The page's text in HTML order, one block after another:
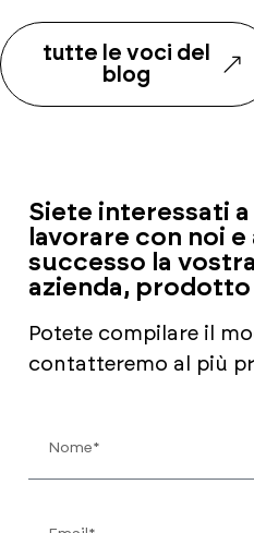
tutte le voci del
blog
Siete interessati a
lavorare con noi e
successo la
azienda, prodotto
Potete compilare il
contatteremo al più